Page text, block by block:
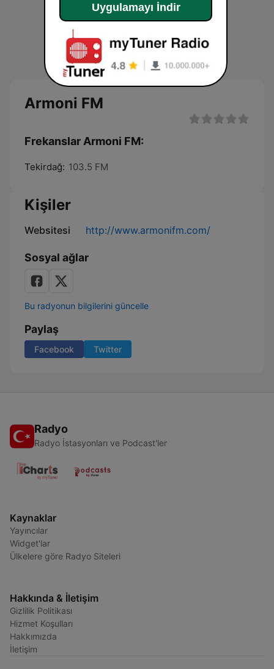
Armoni FM
Frekanslar Armoni FM:
Tekirdağ: 103.5 FM
Kişiler
Websitesi http://www.armonifm.com/
Sosyal ağlar
Bu radyonun bilgilerini güncelle
Paylaş
Facebook Twitter
Radyo
Radyo İstasyonları ve Podcast'ler
Kaynaklar
Yayıncılar
Widget'lar
Ülkelere göre Radyo Siteleri
Hakkında & İletişim
Gizlilik Politikası
Hizmet Koşulları
Hakkımızda
İletişim
Uygulamayı İndir